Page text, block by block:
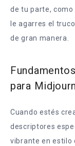
de tu parte,
le agarres el
de gran manera.
para
Cuando estés
descriptores
vibrante en estilo